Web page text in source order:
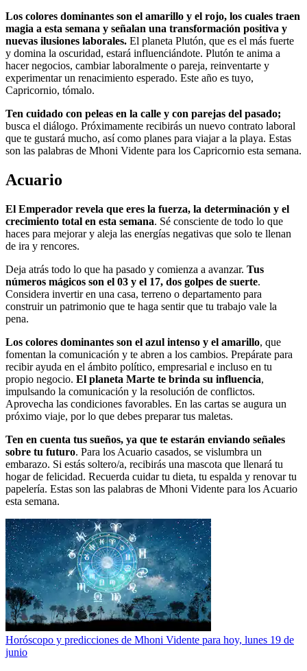
Los colores dominantes son el amarillo y el rojo, los cuales traen
magia a esta semana y señalan una transformación positiva y
nuevas ilusiones laborales. El planeta Plutón, que es el más fuerte
y domina la oscuridad, estará influenciándote. Plutón te anima a
hacer negocios, cambiar laboralmente o pareja, reinventarte y
experimentar un renacimiento esperado. Este año es tuyo,
Capricornio, tómalo.
Ten cuidado con peleas en la calle y con parejas del pasado;
busca el diálogo. Próximamente recibirás un nuevo contrato laboral
que te gustará mucho, así como planes para viajar a la playa. Estas
son las palabras de Mhoni Vidente para los Capricornio esta semana.
Acuario
El Emperador revela que eres la fuerza, la determinación y el
crecimiento total en esta semana. Sé consciente de todo lo que
haces para mejorar y aleja las energías negativas que solo te llenan
de ira y rencores.
Deja atrás todo lo que ha pasado y comienza a avanzar. Tus
números mágicos son el 03 y el 17, dos golpes de suerte.
Considera invertir en una casa, terreno o departamento para
construir un patrimonio que te haga sentir que tu trabajo vale la
pena.
Los colores dominantes son el azul intenso y el amarillo, que
fomentan la comunicación y te abren a los cambios. Prepárate para
recibir ayuda en el ámbito político, empresarial e incluso en tu
propio negocio. El planeta Marte te brinda su influencia,
impulsando la comunicación y la resolución de conflictos.
Aprovecha las condiciones favorables. En las cartas se augura un
próximo viaje, por lo que debes preparar tus maletas.
Ten en cuenta tus sueños, ya que te estarán enviando señales
sobre tu futuro. Para los Acuario casados, se vislumbra un
embarazo. Si estás soltero/a, recibirás una mascota que llenará tu
hogar de felicidad. Recuerda cuidar tu dieta, tu espalda y renovar tu
papelería. Estas son las palabras de Mhoni Vidente para los Acuario
esta semana.
Horóscopo y predicciones de Mhoni Vidente para hoy, lunes 19 de
junio